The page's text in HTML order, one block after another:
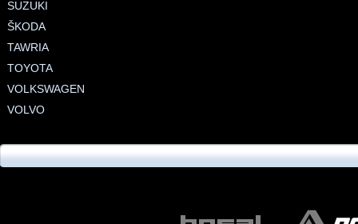
SUZUKI
ŠKODA
TAWRIA
TOYOTA
VOLKSWAGEN
VOLVO